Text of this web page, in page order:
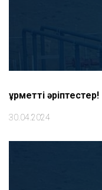
Құрметті әріптестер!
30.04.2024